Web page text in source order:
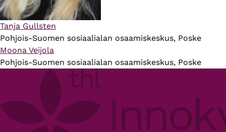
Tanja Gullsten
Pohjois-Suomen sosiaalialan osaamiskeskus, Poske
Moona Veijola
Pohjois-Suomen sosiaalialan osaamiskeskus, Poske